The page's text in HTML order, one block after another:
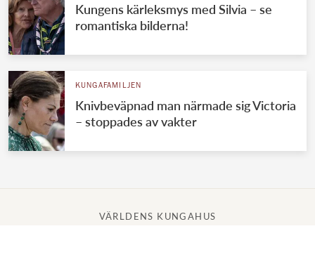
Kungens kärleksmys med Silvia – se
romantiska bilderna!
KUNGAFAMILJEN
Knivbeväpnad man närmade sig Victoria
– stoppades av vakter
VÄRLDENS KUNGAHUS